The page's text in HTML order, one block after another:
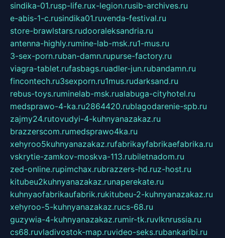
sindika-01.rusp-life.rux-legion.rusib-archives.ru
e-abis-1-c.rusindika01.ruvenda-festival.ru
store-brawlstars.rudooraleksandria.ru
antenna-highly.rumine-lab-msk.ru1-mus.ru
3-sex-porn.ruban-damn.rupurse-factory.ru
viagra-tablet.rufasbags.ruadler-jun.rubandamn.ru
fincontech.ru3sexporn.ru1mus.rudarksand.ru
rebus-toys.ruminelab-msk.rualabuga-cityhotel.ru
medsprawo-4-ka.ru2864420.rublagodarenie-spb.ru
zajmy24.rutovudyi-4-kuhnyanazakaz.ru
brazzerscom.rumedsprawo4ka.ru
xehyroo5kuhnyanazakaz.rufabrikayfabrikaefabrika.ru
vskrytie-zamkov-moskva-113.rubiletnadom.ru
zed-online.rupimchax.rubrazzers-hd.ruz-host.ru
kitubeu2kuhnyanazakaz.runaperekate.ru
kuhnyaofabrikaufabrik.rukitubeu-2-kuhnyanazakaz.ru
xehyroo-5-kuhnyanazakaz.rucs-68.ru
guzywia-4-kuhnyanazakaz.rumir-tk.ruvlknrussia.ru
cs68.ruvladivostok-map.ruvideo-seks.rubankaribi.ru